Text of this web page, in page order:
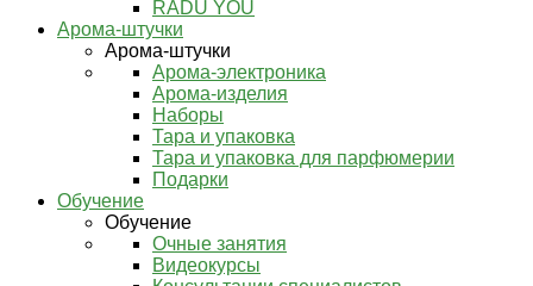
RADU YOU
Арома-штучки
Арома-штучки
Арома-электроника
Арома-изделия
Наборы
Тара и упаковка
Тара и упаковка для парфюмерии
Подарки
Обучение
Обучение
Очные занятия
Видеокурсы